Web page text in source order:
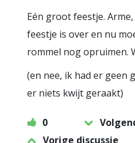
Eén groot feestje.
feestje is over en nu
rommel nog opruimen.
(en nee, ik had er geen
er niets kwijt geraakt)
0
Vorige discussie